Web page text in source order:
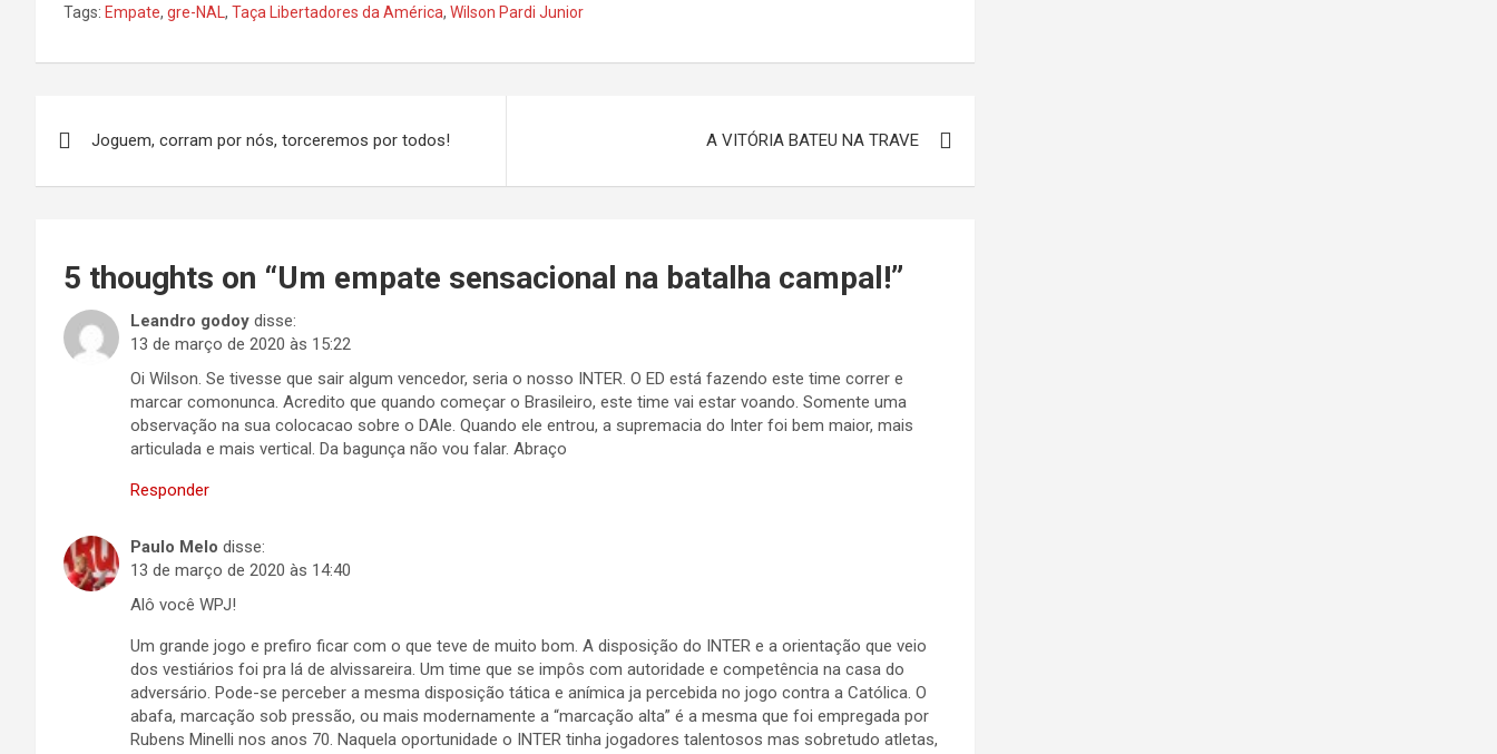
Tags: Empate, gre-NAL, Taça Libertadores da América, Wilson Pardi Junior
de
Joguem, corram por nós, torceremos por todos! A VITÓRIA BATEU NA TRAVE
5 thoughts on “Um empate sensacional na batalha campal!”
Leandro godoy disse:
13 de março de 2020 às 15:22
Oi Wilson. Se tivesse que sair algum vencedor, seria o nosso INTER. O ED está fazendo este time correr e
marcar comonunca. Acredito que quando começar o Brasileiro, este time vai estar voando. Somente uma
observação na sua colocacao sobre o DAle. Quando ele entrou, a supremacia do Inter foi bem maior, mais
articulada e mais vertical. Da bagunça não vou falar. Abraço
Responder
Paulo Melo disse:
13 de março de 2020 às 14:40
Alô você WPJ!
Um grande jogo e prefiro ficar com o que teve de muito bom. A disposição do INTER e a orientação que veio
dos vestiários foi pra lá de alvissareira. Um time que se impôs com autoridade e competência na casa do
adversário. Pode-se perceber a mesma disposição tática e anímica ja percebida no jogo contra a Católica. O
abafa, marcação sob pressão, ou mais modernamente a “marcação alta” é a mesma que foi empregada por
Rubens Minelli nos anos 70. Naquela oportunidade o INTER tinha jogadores talentosos mas sobretudo atletas,